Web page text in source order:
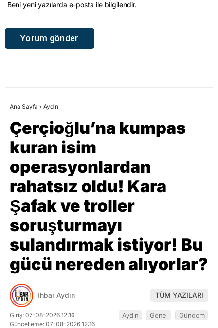
Beni yeni yazılarda e-posta ile bilgilendir.
Ana Sayfa › Aydın
Çerçioğlu’na kumpas
kuran isim
operasyonlardan
rahatsız oldu! Kara
Şafak ve troller
soruşturmayı
sulandırmak istiyor! Bu
gücü nereden alıyorlar?
İhbar Aydın TÜM YAZILARI
Giriş: 07-08-2026 12:16
Güncelleme: 07-08-2026 12:16
Aydın Genel Gündem